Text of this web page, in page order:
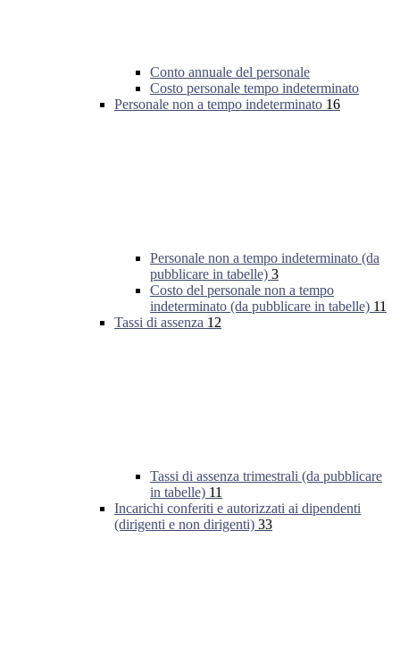
Conto annuale del personale
Costo personale tempo indeterminato
Personale non a tempo indeterminato 16
Personale non a tempo indeterminato (da
pubblicare in tabelle) 3
Costo del personale non a tempo
indeterminato (da pubblicare in tabelle) 11
Tassi di assenza 12
Tassi di assenza trimestrali (da pubblicare
in tabelle) 11
Incarichi conferiti e autorizzati ai dipendenti
(dirigenti e non dirigenti) 33